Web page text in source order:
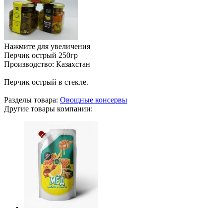
Нажмите для увеличения
Перчик острый 250гр
Производство: Казахстан
Перчик острый в стекле.
Разделы товара: Овощные консервы
Другие товары компании: